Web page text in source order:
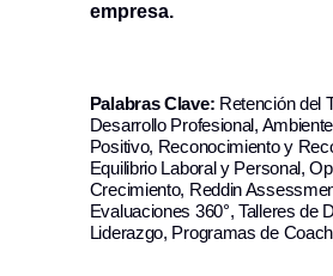
empresa.
Palabras Clave: Retención del
Desarrollo Profesional,
Positivo, Reconocimiento y
Equilibrio Laboral y Personal,
Crecimiento, Reddin
Evaluaciones 360°, Talleres de
Liderazgo, Programas de